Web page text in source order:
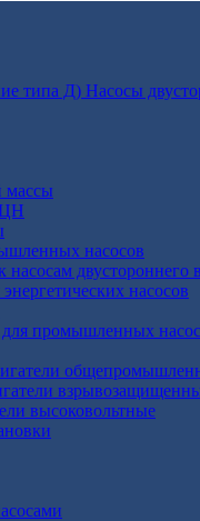
Насосы
массы
ЦН
насосов
насосам двустороннего
насосов
для промышленных
высоковольтные